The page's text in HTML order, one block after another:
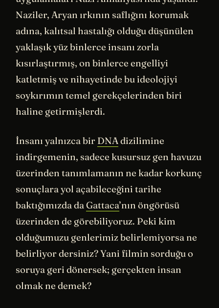
Naziler, Aryan ırkının saflığını korumak
adına, kalıtsal hastalığı olduğu düşünülen
yaklaşık yüz binlerce insanı zorla
kısırlaştırmış, on binlerce engelliyi
katletmiş ve nihayetinde bu ideolojiyi
soykırımın temel gerekçelerinden biri
haline getirmişlerdi.
İnsanı yalnızca bir DNAdizilimine
indirgemenin, sadece kusursuz gen havuzu
üzerinden tanımlamanın ne kadar korkunç
sonuçlara yol açabileceğini tarihe
baktığımızda daGattaca’nın öngörüsü
üzerinden de görebiliyoruz. Peki kim
olduğumuzu genlerimiz belirlemiyorsa ne
belirliyor dersiniz? Yani filmin sorduğu o
soruya geri dönersek; gerçekten insan
olmak ne demek?